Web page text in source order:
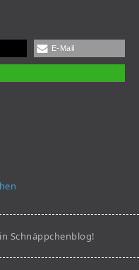
E-Mail
Schnäppchenblog!